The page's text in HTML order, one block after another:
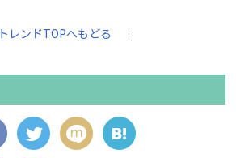
トレンドTOPへもどる ｜